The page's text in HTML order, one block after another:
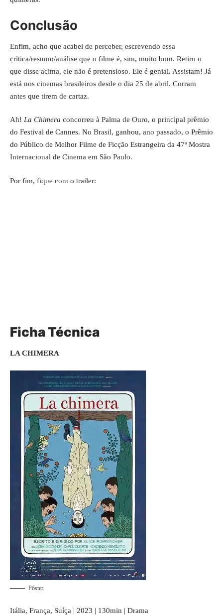
Conclusão
Enfim, acho que acabei de perceber, escrevendo essa
crítica/resumo/análise que o filme é, sim, muito bom. Retiro o
que disse acima, ele não é pretensioso. Ele é genial. Assistam! Já
está nos cinemas brasileiros desde o dia 25 de abril. Corram
antes que tirem de cartaz.
Ah! La Chimera concorreu à Palma de Ouro, o principal prêmio
do Festival de Cannes. No Brasil, ganhou, ano passado, o Prêmio
do Público de Melhor Filme de Ficção Estrangeira da 47ª Mostra
Internacional de Cinema em São Paulo.
Por fim, fique com o trailer:
Ficha Técnica
LA CHIMERA
Pôster.
Itália, França, Suíça | 2023 | 130min | Drama